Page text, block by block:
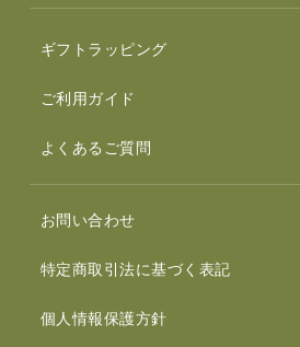
ギフトラッピング
ご利用ガイド
よくあるご質問
お問い合わせ
特定商取引法に基づく表記
個人情報保護方針